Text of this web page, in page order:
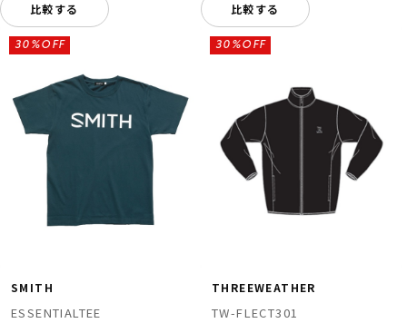
比較する 比較する
SMITH
ESSENTIALTEE
30%OFF
THREEWEATHER
TW-FLECT301
30%OFF